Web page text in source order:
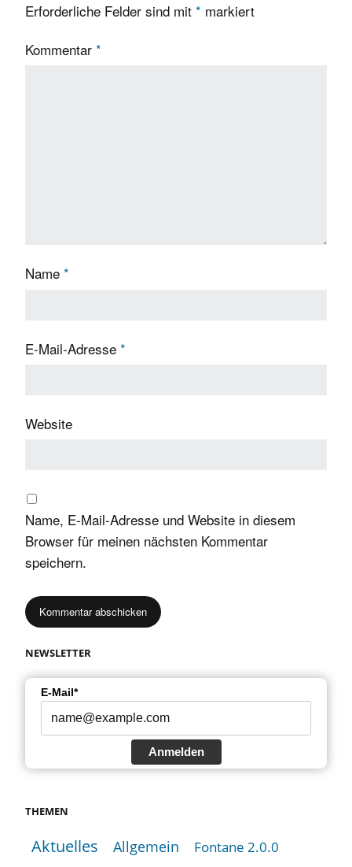
Erforderliche Felder sind mit * markiert
Kommentar *
Name *
E-Mail-Adresse *
Website
Name, E-Mail-Adresse und Website in diesem
Browser für meinen nächsten Kommentar
speichern.
NEWSLETTER
E-Mail*
Anmelden
THEMEN
Aktuelles Allgemein Fontane 2.0.0